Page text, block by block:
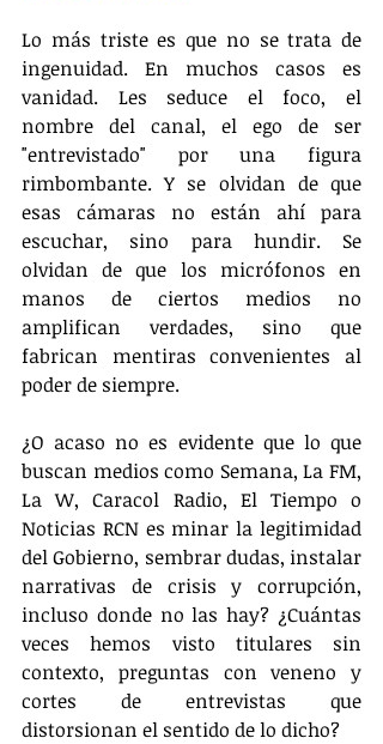
Lo más triste es que no se trata de
ingenuidad. En muchos casos es
vanidad. Les seduce el foco, el
nombre del canal, el ego de ser
"entrevistado" por una figura
rimbombante. Y se olvidan de que
esas cámaras no están ahí para
escuchar, sino para hundir. Se
olvidan de que los micrófonos en
manos de ciertos medios no
amplifican verdades, sino que
fabrican mentiras convenientes al
poder de siempre.
¿O acaso no es evidente que lo que
buscan medios como Semana, La FM,
La W, Caracol Radio, El Tiempo o
Noticias RCN es minar la legitimidad
del Gobierno, sembrar dudas, instalar
narrativas de crisis y corrupción,
incluso donde no las hay? ¿Cuántas
veces hemos visto titulares sin
contexto, preguntas con veneno y
cortes de entrevistas que
distorsionan el sentido de lo dicho?